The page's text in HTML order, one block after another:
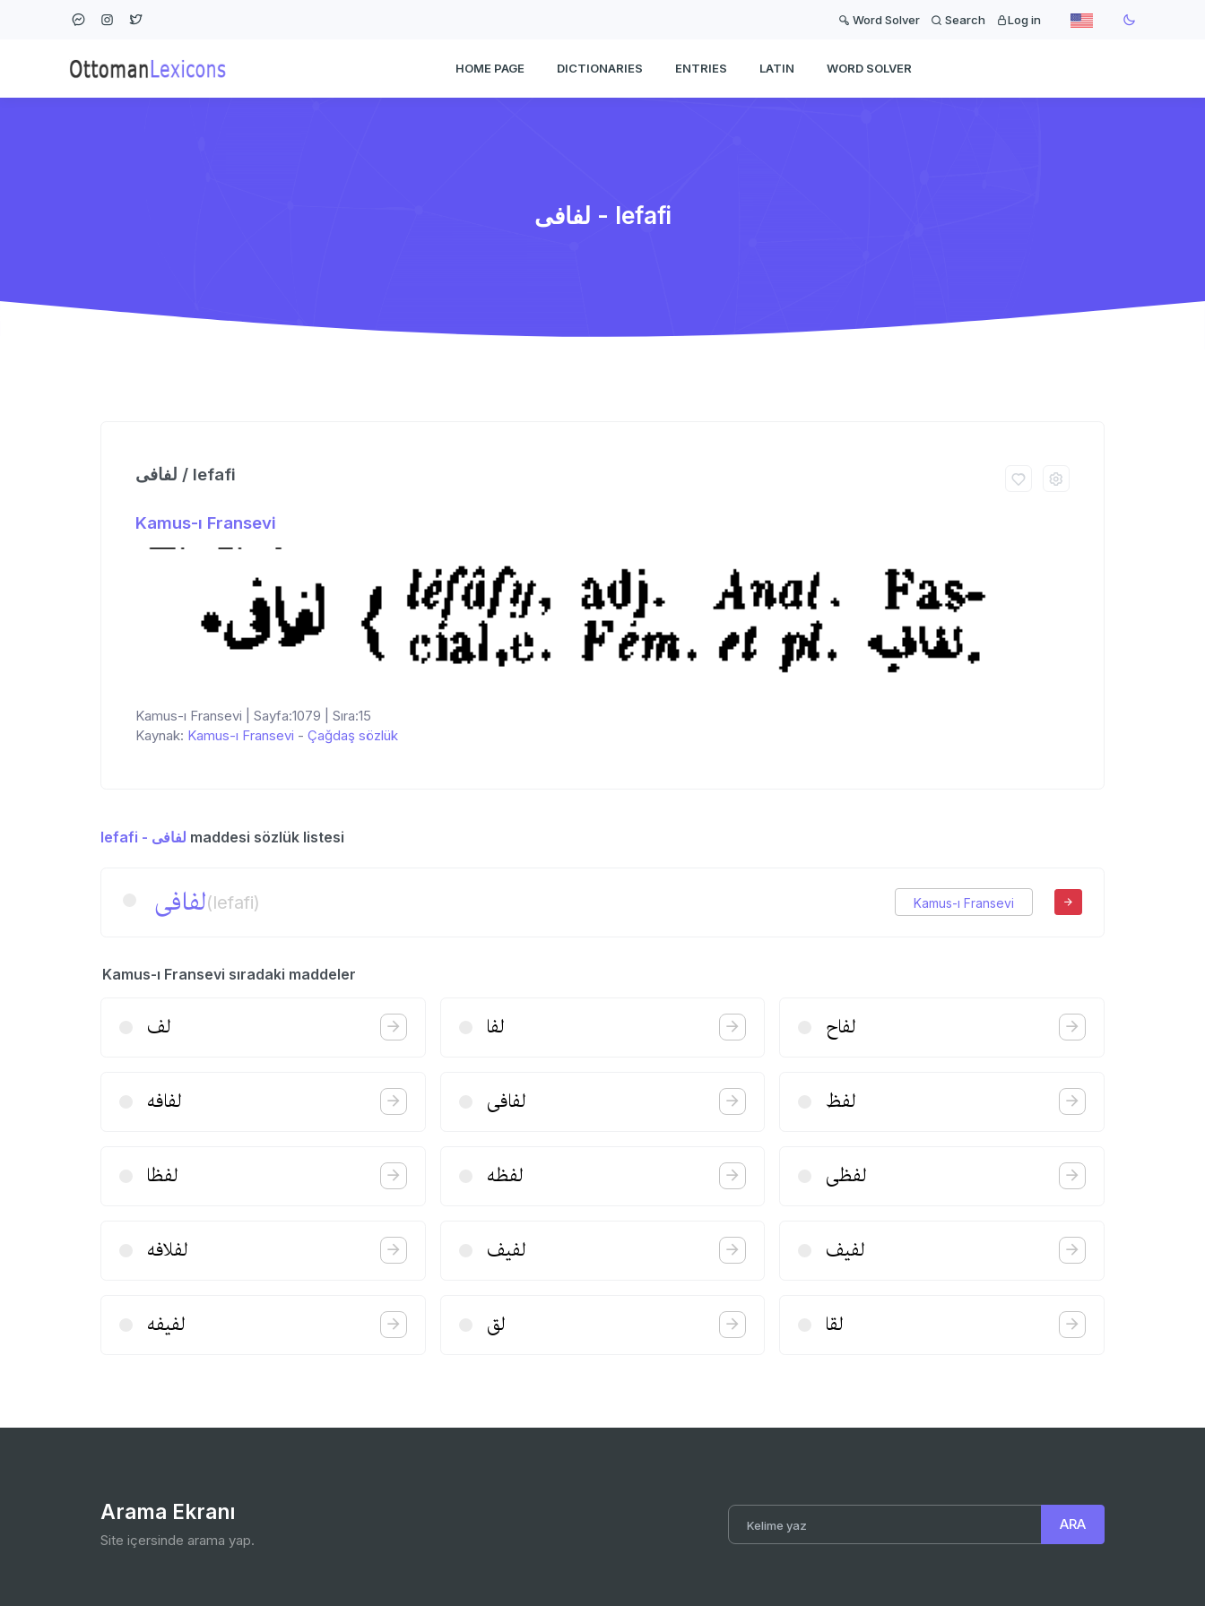
Word Solver Search Log in
HOME PAGE DICTIONARIES ENTRIES LATIN WORD SOLVER
لفافی - lefafi
لفافی / lefafi
Kamus-ı Fransevi
Kamus-ı Fransevi | Sayfa:1079 | Sıra:15
Kaynak: Kamus-ı Fransevi - Çağdaş sözlük
lefafi - لفافی maddesi sözlük listesi
لفافی(lefafi) Kamus-ı Fransevi
Kamus-ı Fransevi sıradaki maddeler
لف لفا لفاح
لفافه لفافی لفظ
لفظا لفظه لفظی
لفلافه لفیف لفیف
لفیفه لق لقا
Arama Ekranı
Site içersinde arama yap.